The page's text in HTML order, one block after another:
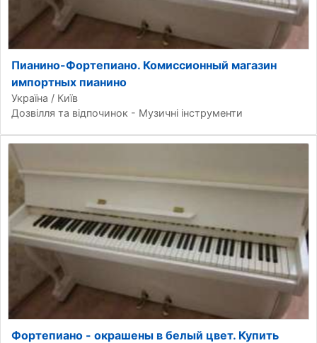
Пианино-Фортепиано. Комиссионный магазин
импортных пианино
Україна / Київ
Дозвілля та відпочинок - Музичні інструменти
Фортепиано - окрашены в белый цвет. Купить